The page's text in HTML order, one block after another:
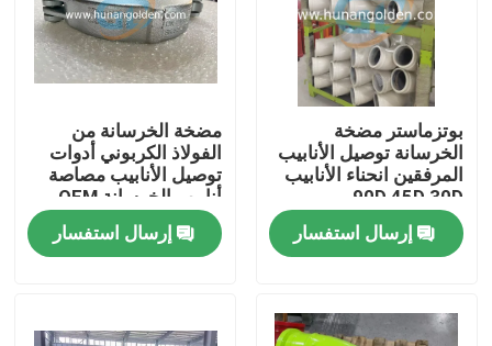
بيت
بوتزماستر مضخة
الخرسانة توصيل الأنابيب
المرفقين انحناء الأنابيب
90D 45D 30D
إرسال استفسار
مضخة الخرسانة من
الفولاذ الكربوني أدوات
توصيل الأنابيب مصاصة
أنابيب الخرسانة OEM
إرسال استفسار